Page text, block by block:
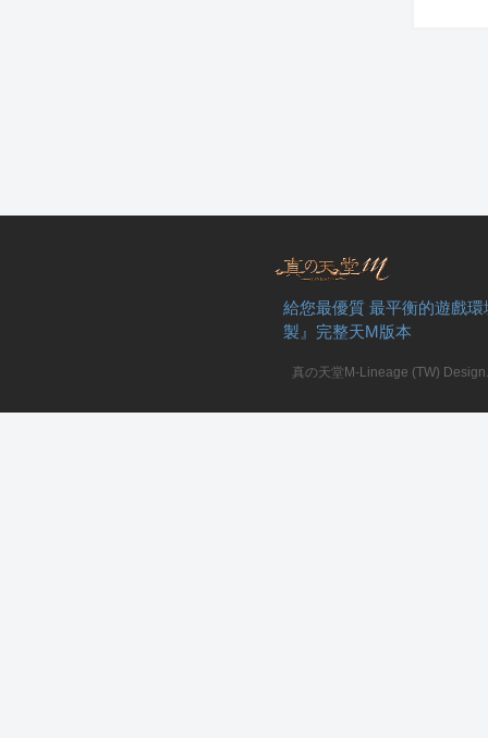
給您最優質 最平衡的遊戲
製』完整天M版本
真の天堂M-Lineage (TW)